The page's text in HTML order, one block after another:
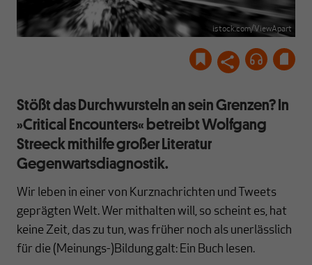
istock.com/ViewApart
Stößt das Durchwursteln an sein Grenzen? In
»Critical Encounters« betreibt Wolfgang
Streeck mithilfe großer Literatur
Gegenwartsdiagnostik.
Wir leben in einer von Kurznachrichten und Tweets
geprägten Welt. Wer mithalten will, so scheint es, hat
keine Zeit, das zu tun, was früher noch als unerlässlich
für die (Meinungs-)Bildung galt: Ein Buch lesen.